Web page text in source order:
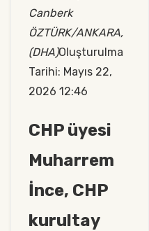
Canberk
ÖZTÜRK/ANKARA,
(DHA)Oluşturulma
Tarihi: Mayıs 22,
2026 12:46
CHP üyesi
Muharrem
İnce, CHP
kurultay